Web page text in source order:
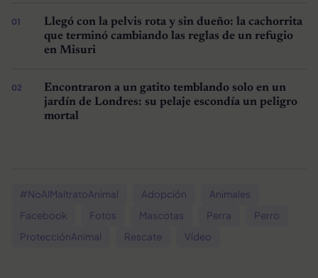
Llegó con la pelvis rota y sin dueño: la cachorrita
que terminó cambiando las reglas de un refugio
en Misuri
Encontraron a un gatito temblando solo en un
jardín de Londres: su pelaje escondía un peligro
mortal
#NoAlMaltratoAnimal Adopción
Animales
Facebook
Fotos Mascotas Perra
Perro
ProtecciónAnimal
Rescate Vídeo